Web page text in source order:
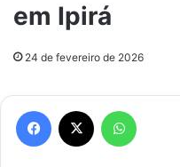
em Ipirá
24 de fevereiro de 2026
Facebook